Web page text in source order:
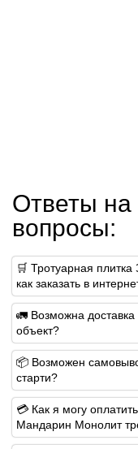
Ответы на
вопросы:
🛒 Тротуарная
как заказать в
🚛 Возможна
объект?
📦 Возможен
старти?
💳 Как я могу
Мандарин Монолит